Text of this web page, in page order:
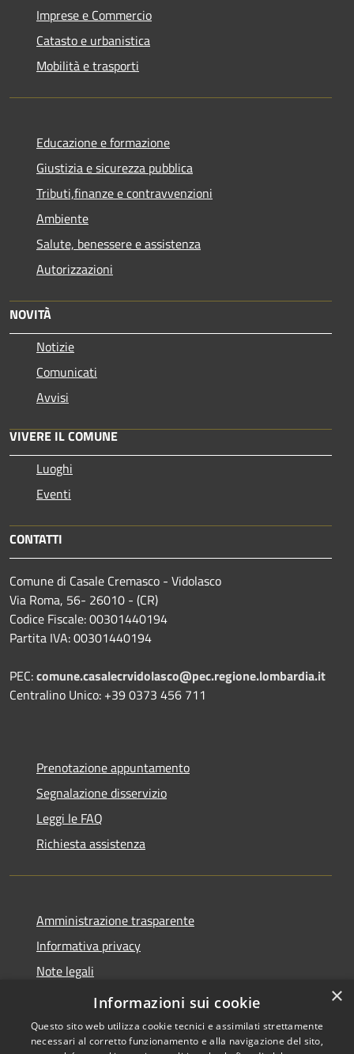
Imprese e Commercio
Catasto e urbanistica
Mobilità e trasporti
Educazione e formazione
Giustizia e sicurezza pubblica
Tributi,finanze e contravvenzioni
Ambiente
Salute, benessere e assistenza
Autorizzazioni
NOVITÀ
Notizie
Comunicati
Avvisi
VIVERE IL COMUNE
Luoghi
Eventi
CONTATTI
Comune di Casale Cremasco - Vidolasco
Via Roma, 56- 26010 - (CR)
Codice Fiscale: 00301440194
Partita IVA: 00301440194
PEC:comune.casalecrvidolasco@pec.regione.lombardia.it
Centralino Unico: +39 0373 456 711
Prenotazione appuntamento
Segnalazione disservizio
Leggi le FAQ
Richiesta assistenza
Amministrazione trasparente
Informativa privacy
Note legali
Dichiarazione di accessibilità
×
Informazioni sui cookie
Questo sito web utilizza cookie tecnici e assimilati strettamente
necessari al corretto funzionamento e alla navigazione del sito,